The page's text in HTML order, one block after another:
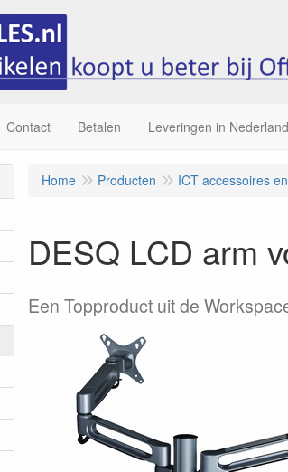
Contact Betalen Leveringen in Nederland
Home Producten ICT accessoires
DESQ LCD arm
Een Topproduct uit de